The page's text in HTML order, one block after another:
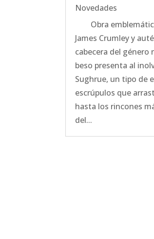
Novedades
Obra
James Crumley y
cabecera del género
beso presenta al
Sughrue, un tipo de
escrúpulos que
hasta los rincones
del...